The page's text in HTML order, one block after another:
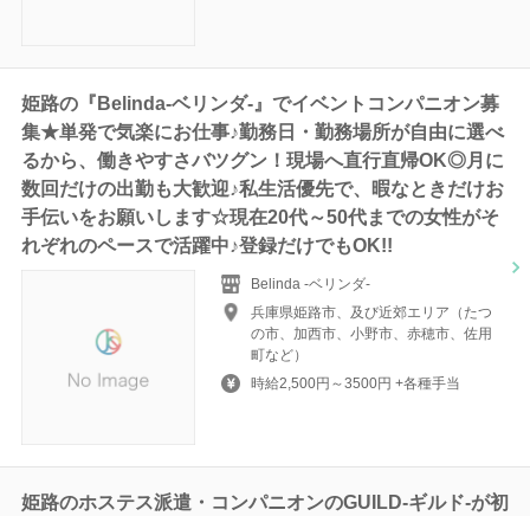
姫路の『Belinda-ベリンダ-』でイベントコンパニオン募
集★単発で気楽にお仕事♪勤務日・勤務場所が自由に選べ
るから、働きやすさバツグン！現場へ直行直帰OK◎月に
数回だけの出勤も大歓迎♪私生活優先で、暇なときだけお
手伝いをお願いします☆現在20代～50代までの女性がそ
れぞれのペースで活躍中♪登録だけでもOK!!
Belinda -ベリンダ-
兵庫県姫路市、及び近郊エリア（たつ
の市、加西市、小野市、赤穂市、佐用
町など）
時給2,500円～3500円 +各種手当
姫路のホステス派遣・コンパニオンのGUILD-ギルド‐が初